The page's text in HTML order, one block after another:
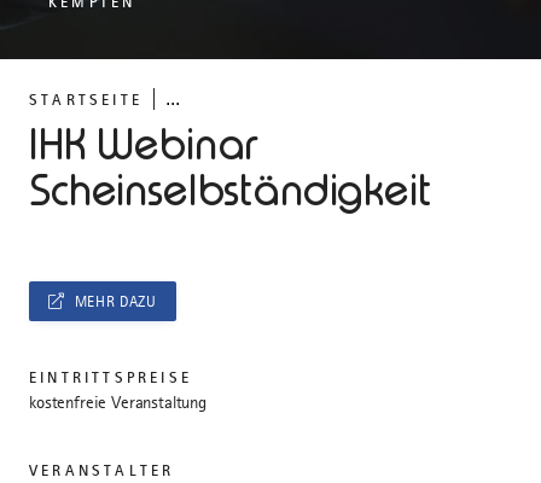
STARTSEITE ...
IHK Webinar
Scheinselbständigkeit
MEHR DAZU
EINTRITTSPREISE
kostenfreie Veranstaltung
VERANSTALTER